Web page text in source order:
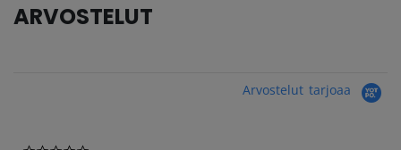
ARVOSTELUT
Arvostelut tarjoaa